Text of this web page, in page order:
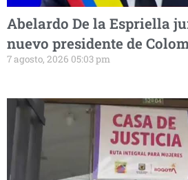
Abelardo De la Espriella
nuevo presidente de
7 agosto, 2026 05:03 pm